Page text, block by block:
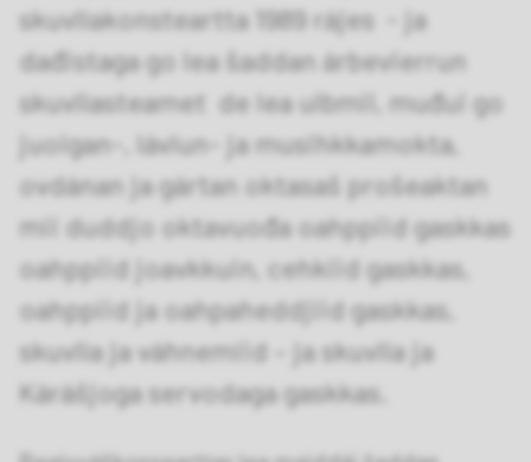
skuvllakonsteartta 1989 rájes - ja
dađistaga go lea šaddan árbevierrun
skuvllasteamet de lea ulbmil, muđui go
juoigan-, lávlun- ja musihkkamokta,
ovdánan ja gártan oktasaš prošeaktan
mii duddjo oktavuođa oahppiid gaskkas
oahppiid joavkkuin, cehkiid gaskkas,
oahppiid ja oahpaheddjiid gaskkas,
skuvlla ja váhnemiid – ja skuvlla ja
Kárášjoga servodaga gaskkas.